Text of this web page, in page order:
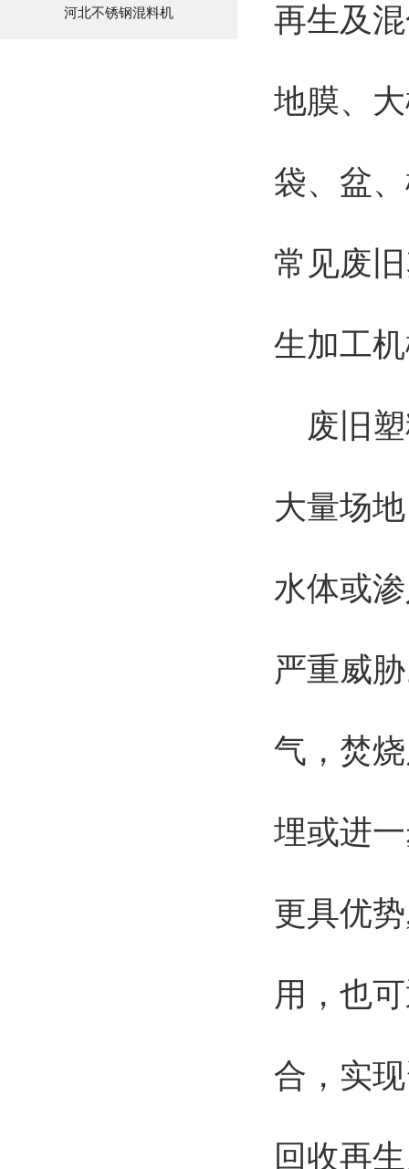
河北不锈钢混料机 再生及
地膜、
袋、盆
常见废
生加工
废旧塑
大量场
水体或
严重威
气，焚
埋或进
更具优
用，也
合，实
回收再